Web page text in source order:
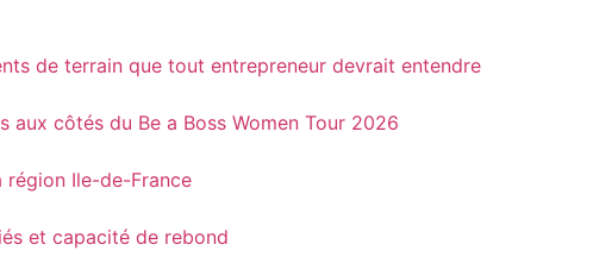
de terrain que tout entrepreneur devrait entendre
aux côtés du Be a Boss Women Tour 2026
région Ile-de-France
et capacité de rebond